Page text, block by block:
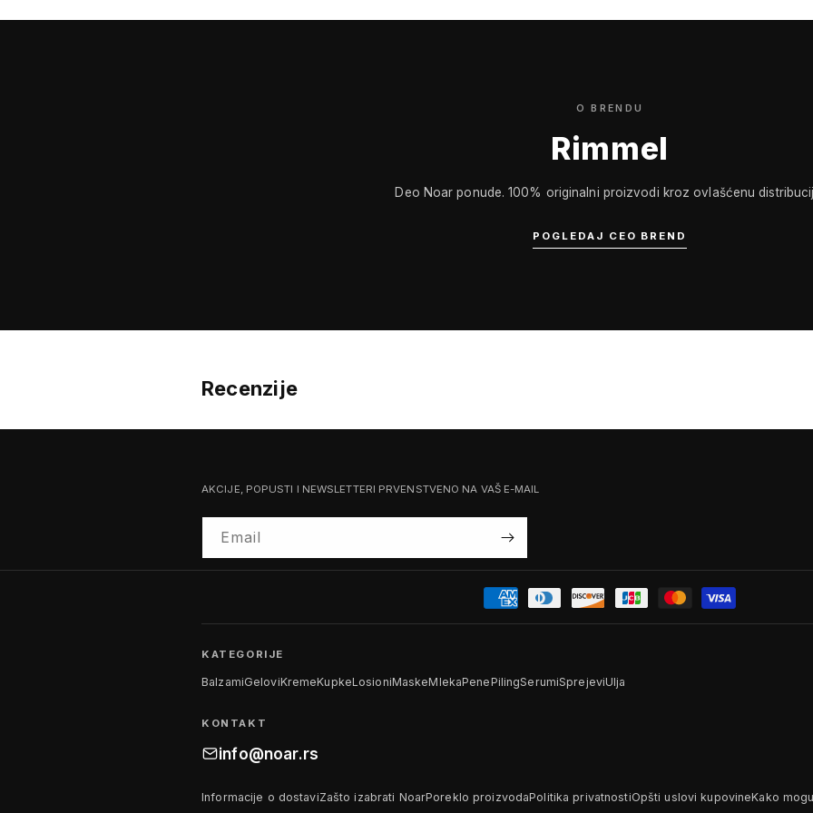
O BRENDU
Rimmel
Deo Noar ponude. 100% originalni proizvodi kroz ovlašćenu
POGLEDAJ CEO BREND
Recenzije
AKCIJE, POPUSTI I NEWSLETTERI PRVENSTVENO NA VAŠ E-MAIL
Email
KATEGORIJE
BalzamiGeloviKremeKupkeLosioniMaskeMlekaPenePilingSerumiSprejeviUlja
KONTAKT
info@noar.rs
Informacije o dostaviZašto izabrati NoarPoreklo proizvodaPolitika privatnostiOpšti uslovi kupovineKako